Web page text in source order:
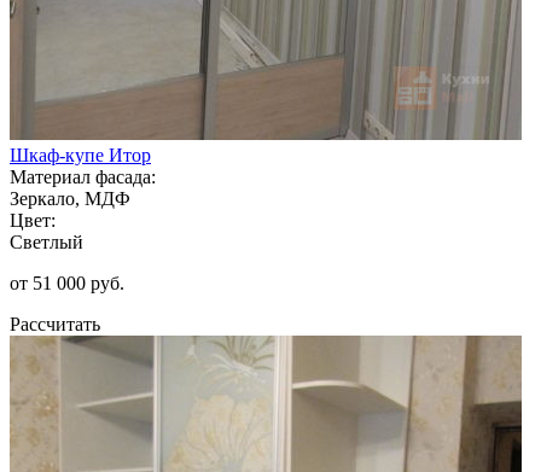
Шкаф-купе Итор
Материал фасада:
Зеркало, МДФ
Цвет:
Светлый
от 51 000 руб.
Рассчитать